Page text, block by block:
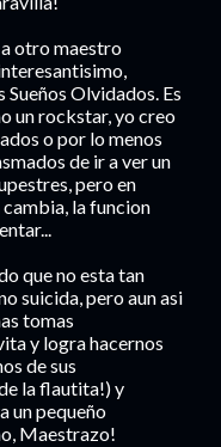
otro maestro
Sueños Olvidados. Es
un rockstar, yo creo
o por lo menos
de ir a ver un
pero en
la funcion
que no esta tan
suicida, pero aun asi
tomas
y logra hacernos
de sus
la flautita!) y
un pequeño
Maestrazo!